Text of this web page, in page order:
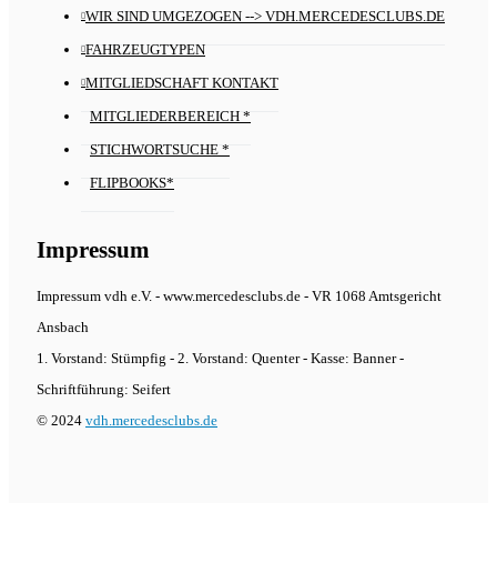
WIR SIND UMGEZOGEN --> VDH.MERCEDESCLUBS.DE
FAHRZEUGTYPEN
MITGLIEDSCHAFT KONTAKT
MITGLIEDERBEREICH *
STICHWORTSUCHE *
FLIPBOOKS*
Impressum
Impressum vdh e.V. - www.mercedesclubs.de - VR 1068 Amtsgericht
Ansbach
1. Vorstand: Stümpfig - 2. Vorstand: Quenter - Kasse: Banner -
Schriftführung: Seifert
© 2024 vdh.mercedesclubs.de